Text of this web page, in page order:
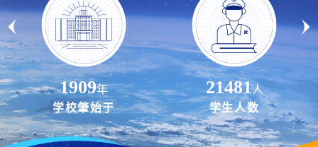
1909年
学校肇始于
21481人
学生人数